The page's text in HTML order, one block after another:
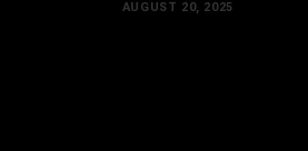
AUGUST 20, 2025